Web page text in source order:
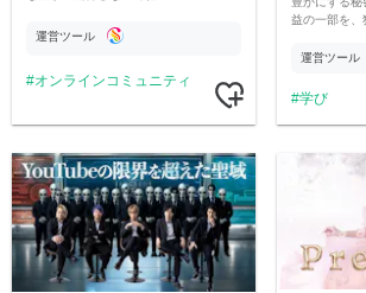
運営ツール
オンラインコミュニティ
益の一部を、
す運営ツール
学び